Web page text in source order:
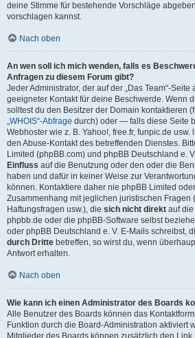
deine Stimme für bestehende Vorschläge
vorschlagen kannst.
Nach oben
An wen soll ich mich wenden, falls es
Anfragen zu diesem Forum gibt?
Jeder Administrator, der auf der „Das Team“-Seite
geeigneter Kontakt für deine Beschwerde. Wenn
solltest du den Besitzer der Domain kontaktieren
„WHOIS“-Abfrage durch) oder — falls diese Seite
Webhoster wie z. B. Yahoo!, free.fr, funpic.de
den Abuse-Kontakt des betreffenden Dienstes.
Limited (phpBB.com) und phpBB Deutschland e.
Einfluss auf die Benutzung oder den oder die
haben und dafür in keiner Weise zur
können. Kontaktiere daher nie phpBB Limited
Zusammenhang mit jeglichen juristischen Fragen
Haftungsfragen usw.), die sich nicht direkt auf
phpbb.de oder die phpBB-Software selbst
oder phpBB Deutschland e. V. E-Mails schreibst,
durch Dritte betreffen, so wirst du, wenn
Antwort erhalten.
Nach oben
Wie kann ich einen Administrator des Boards
Alle Benutzer des Boards können das
Funktion durch die Board-Administration aktiviert
Mitglieder des Boards können zusätzlich den Link